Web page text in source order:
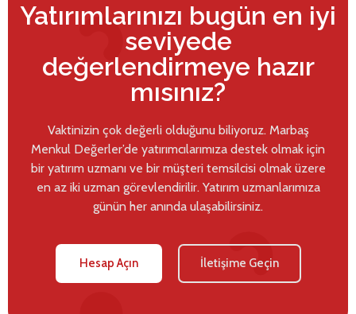
Yatırımlarınızı bugün en iyi
seviyede
değerlendirmeye hazır
mısınız?
Vaktinizin çok değerli olduğunu biliyoruz. Marbaş
Menkul Değerler’de yatırımcılarımıza destek olmak için
bir yatırım uzmanı ve bir müşteri temsilcisi olmak üzere
en az iki uzman görevlendirilir. Yatırım uzmanlarımıza
günün her anında ulaşabilirsiniz.
Hesap Açın İletişime Geçin